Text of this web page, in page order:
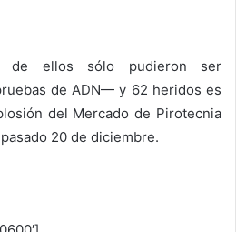
de ellos sólo pudieron ser
de ADN— y 62 heridos es
del Mercado de Pirotecnia
20 de diciembre.